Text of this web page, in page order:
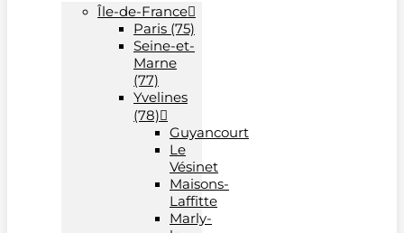
Île-de-France
Paris (75)
Seine-et-
Marne
(77)
Yvelines
(78)
Guyancourt
Le
Vésinet
Maisons-
Laffitte
Marly-